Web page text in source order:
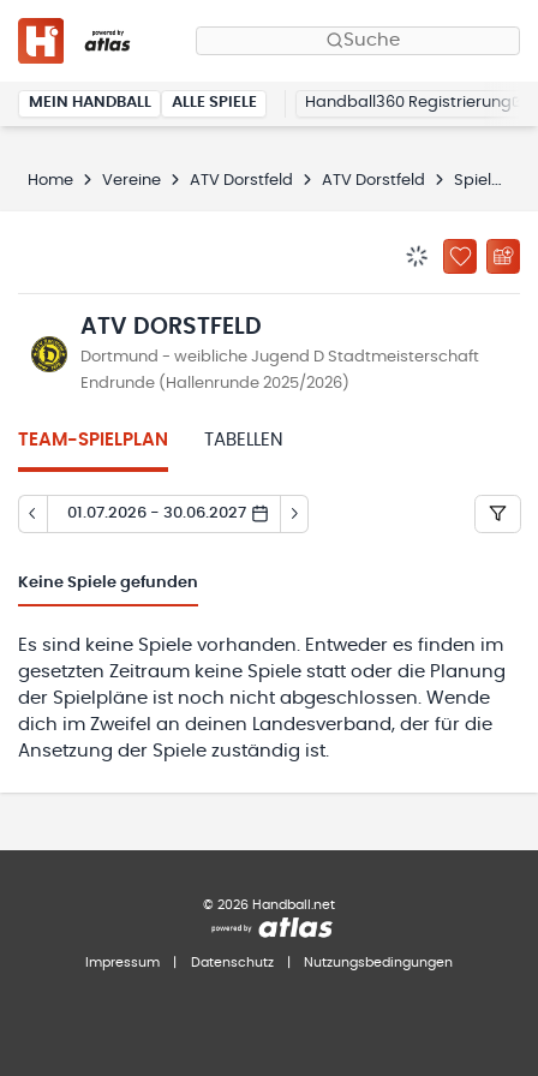
Suche
MEIN HANDBALL ALLE SPIELE Handball360 Registrierung
Home Vereine ATV Dorstfeld ATV Dorstfeld Spielplan
ZU
ATV DORSTFELD
Dortmund - weibliche Jugend D Stadtmeisterschaft
Endrunde (Hallenrunde 2025/2026)
TEAM-SPIELPLAN TABELLEN
01.07.2026 - 30.06.2027
Keine Spiele gefunden
Es sind keine Spiele vorhanden. Entweder es finden im
gesetzten Zeitraum keine Spiele statt oder die Planung
der Spielpläne ist noch nicht abgeschlossen. Wende
dich im Zweifel an deinen Landesverband, der für die
Ansetzung der Spiele zuständig ist.
© 2026 Handball.net
Impressum Datenschutz Nutzungsbedingungen